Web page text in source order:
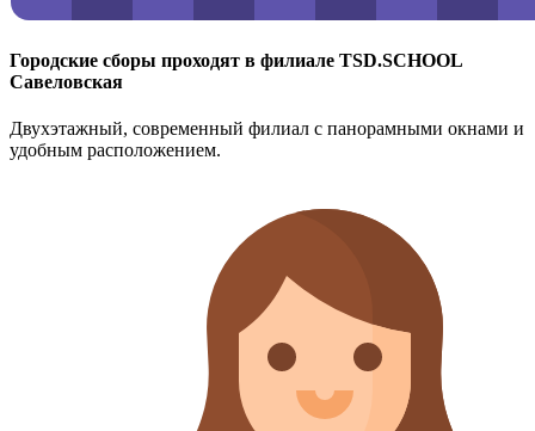
Городские сборы проходят в филиале TSD.SCHOOL
Савеловская
Двухэтажный, современный филиал с панорамными окнами и
удобным расположением.